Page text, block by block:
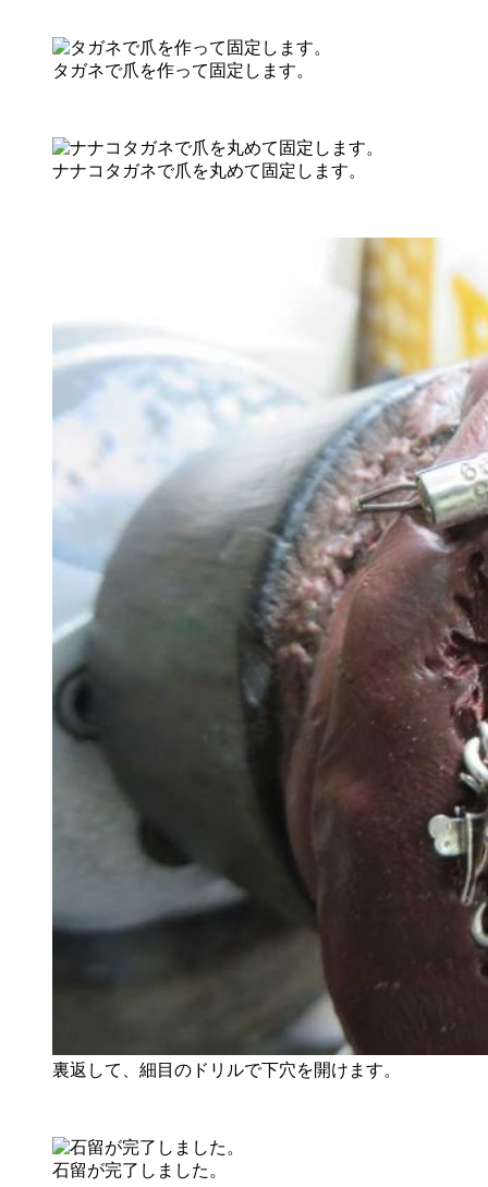
タガネで爪を作って固定します。
ナナコタガネで爪を丸めて固定します。
裏返して、細目のドリルで下穴を開けます。
石留が完了しました。